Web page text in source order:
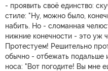
- проявить своё единство:
стиле: "Ну, можно было,
набить. Но - сломанная
нижние конечности - это уж
Протестуем! Решительно
обычно - отбежать подальше
носа: "Вот погодите! Вы мне